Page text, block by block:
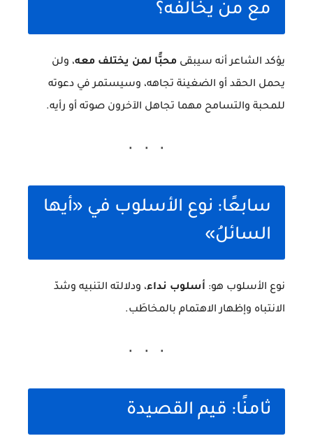
مع من يخالفه؟
يؤكد الشاعر أنه سيبقى محبًّا لمن يختلف معه، ولن
يحمل الحقد أو الضغينة تجاهه، وسيستمر في دعوته
للمحبة والتسامح مهما تجاهل الآخرون صوته أو رأيه.
سابعًا: نوع الأسلوب في «أيها
السائلُ»
نوع الأسلوب هو: أسلوب نداء، ودلالته التنبيه وشدّ
الانتباه وإظهار الاهتمام بالمخاطَب.
ثامنًا: قيم القصيدة